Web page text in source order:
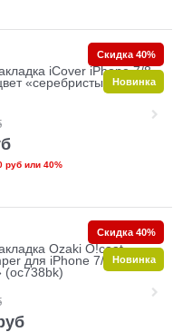
iCover iPhone 7/8
«серебристый» (IP7-
рубили 40%
Скидка 40%
Новинка
Ozaki O!coat
для iPhone 7/8 «Цвет:
(oc738bk)
Скидка 40%
Новинка